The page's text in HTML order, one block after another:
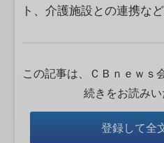
ト、介護施設との連携な
この記事は、ＣＢｎｅｗｓ
続きをお読みい
登録して全